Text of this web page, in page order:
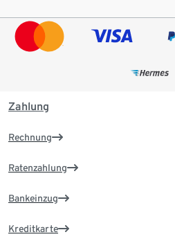
Zahlung
Rechnung
Ratenzahlung
Bankeinzug
Kreditkarte